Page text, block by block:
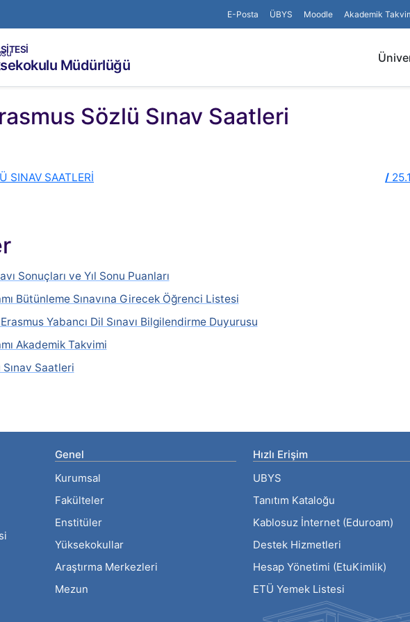
E-Posta ÜBYS Moodle Akademik
Müdürlüğü
Sözlü Sınav Saatleri
SINAV SAATLERİ /
Sonuçları ve Yıl Sonu Puanları
Bütünleme Sınavına Girecek Öğrenci Listesi
Yabancı Dil Sınavı Bilgilendirme Duyurusu
Akademik Takvimi
Saatleri
Genel
Kurumsal
Fakülteler
Enstitüler
Yüksekokullar
Araştırma Merkezleri
Mezun
Hızlı Erişim
UBYS
Tanıtım Kataloğu
Kablosuz İnternet (Eduroam)
Destek Hizmetleri
Hesap Yönetimi (EtuKimlik)
ETÜ Yemek Listesi